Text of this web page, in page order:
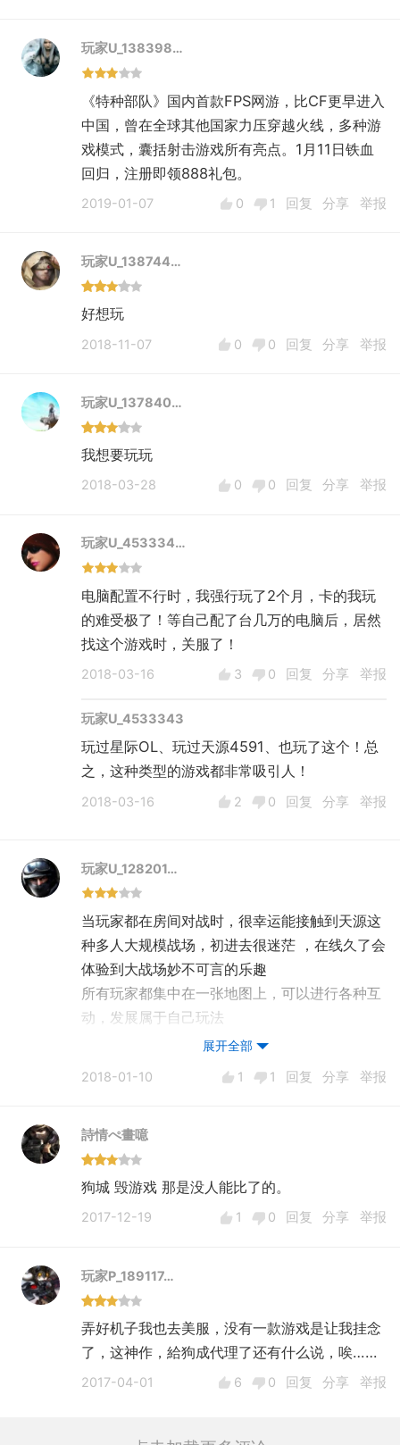
际》中占优势的玩法，这让《行星边际》玩家玩
总之《行星边际2》相对于《行星边际》是非常
失败的，游戏变的没以前好玩了；千人战场也不
是什么创兴了；画面的提升反而让一些低配玩家
卡的要死。射击类游戏卡顿、延时什么的是绝对
不能容忍的，所以游戏存活期不长。
[1]百度百科
玩家U_138398…
《特种部队》国内首款FPS网游，比CF更早进入
中国，曾在全球其他国家力压穿越火线，多种游
戏模式，囊括射击游戏所有亮点。1月11日铁血
回归，注册即领888礼包。
2019-01-07 0 1 回复 分享 举报
玩家U_138744…
好想玩
2018-11-07 0 0 回复 分享 举报
玩家U_137840…
我想要玩玩
2018-03-28 0 0 回复 分享 举报
玩家U_453334…
电脑配置不行时，我强行玩了2个月，卡的我玩
的难受极了！等自己配了台几万的电脑后，居然
找这个游戏时，关服了！
2018-03-16 3 0 回复 分享 举报
玩家U_4533343
玩过星际OL、玩过天源4591、也玩了这个！总
之，这种类型的游戏都非常吸引人！
2018-03-16 2 0 回复 分享 举报
玩家U_128201…
当玩家都在房间对战时，很幸运能接触到天源这
种多人大规模战场，初进去很迷茫 ，在线久了会
体验到大战场妙不可言的乐趣
所有玩家都集中在一张地图上，可以进行各种互
动，发展属于自己玩法
大战场时常会发生变化，存在很多不稳定的因
样的人数结果每次不同，非常吸引人玩下去，你
小队， 指挥军团作战，只要想想就很刺激
你体验过几百人同时交战是什么样的吗？
展开全部
2018-01-10 1 1 回复 分享 举报
詩情ぺ畫噫
狗城 毁游戏 那是没人能比了的。
2017-12-19 1 0 回复 分享 举报
玩家P_189117…
弄好机子我也去美服，没有一款游戏是让我挂念
了，这神作，給狗成代理了还有什么说，唉……
2017-04-01 6 0 回复 分享 举报